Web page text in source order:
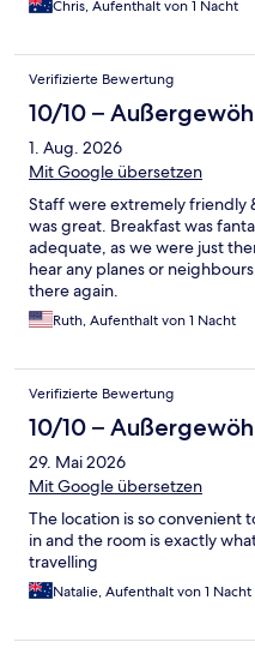
Chris, Aufenthalt von 1 Nacht
Verifizierte Bewertung
10/10 –
1. Aug. 2026
Mit Google übersetzen
Staff were extremely friendly
was great. Breakfast was
adequate, as we were just
hear any planes or
there again.
Ruth, Aufenthalt von 1 Nacht
Verifizierte Bewertung
10/10 –
29. Mai 2026
Mit Google übersetzen
The location is so convenient
in and the room is exactly
travelling
Natalie, Aufenthalt von 1 Nacht